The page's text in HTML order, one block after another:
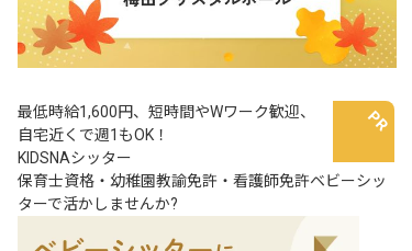
最低時給1,600円、短時間やWワーク歓迎、
自宅近くで週1もOK！
KIDSNAシッター
保育士資格・幼稚園教諭免許・看護師免許ベビーシッ
ターで活かしませんか?